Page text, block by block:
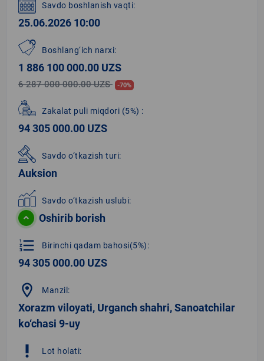
Savdo boshlanish vaqti:
25.06.2026 10:00
Boshlang‘ich narxi:
1 886 100 000.00 UZS
6 287 000 000.00 UZS -70%
Zakalat puli miqdori (5%) :
94 305 000.00 UZS
Savdo o‘tkazish turi:
Auksion
Savdo o‘tkazish uslubi:
Oshirib borish
format_list_numbered Birinchi qadam bahosi(5%):
94 305 000.00 UZS
location_on Manzil:
Xorazm viloyati, Urganch shahri, Sanoatchilar
ko‘chasi 9-uy
priority_high Lot holati: